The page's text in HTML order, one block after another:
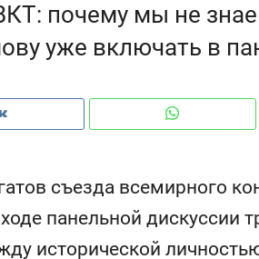
почему мы не
уже включать в
съезда всемирного
панельной дискуссии
исторической
ГРУПП» и ВТБ
оазис жилого
под Казанью
150
ID